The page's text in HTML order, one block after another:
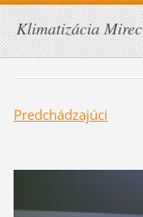
Klimatizácia Mirec
Predchádzajúci